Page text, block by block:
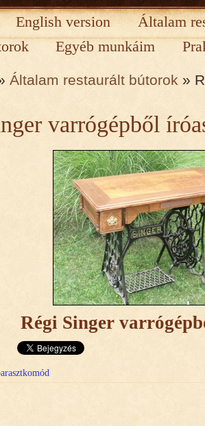
English version
Általam
Egyéb munkáim
Általam restaurált bútorok »
varrógépből
Régi Singer